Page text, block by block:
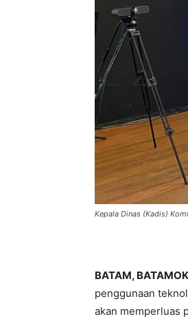
Kepala Dinas (Kadis)
BATAM,
penggunaan
akan memperluas